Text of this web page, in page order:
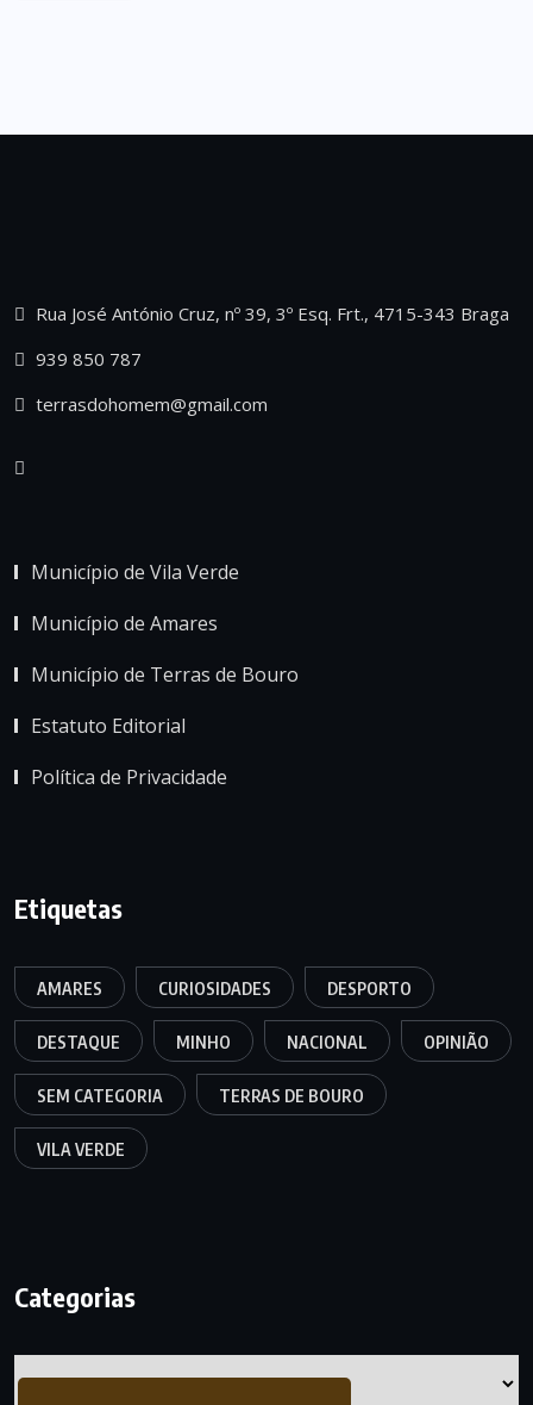
Rua José António Cruz, nº 39, 3º Esq. Frt., 4715-343 Braga
939 850 787
terrasdohomem@gmail.com
Município de Vila Verde
Município de Amares
Município de Terras de Bouro
Estatuto Editorial
Política de Privacidade
Etiquetas
AMARES CURIOSIDADES DESPORTO
DESTAQUE MINHO NACIONAL OPINIÃO
SEM CATEGORIA TERRAS DE BOURO
VILA VERDE
Categorias